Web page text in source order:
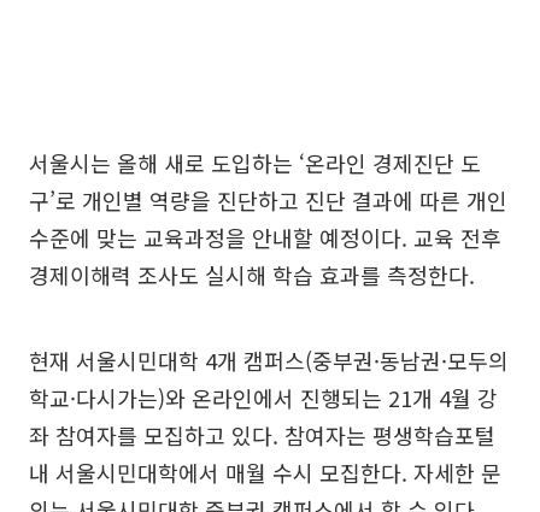
서울시는 올해 새로 도입하는 ‘온라인 경제진단 도
구’로 개인별 역량을 진단하고 진단 결과에 따른 개인
수준에 맞는 교육과정을 안내할 예정이다. 교육 전후
경제이해력 조사도 실시해 학습 효과를 측정한다.
현재 서울시민대학 4개 캠퍼스(중부권·동남권·모두의
학교·다시가는)와 온라인에서 진행되는 21개 4월 강
좌 참여자를 모집하고 있다. 참여자는 평생학습포털
내 서울시민대학에서 매월 수시 모집한다. 자세한 문